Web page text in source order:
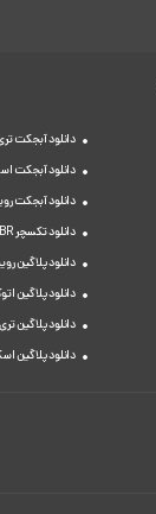
دانلود آبجکت
دانلود آبجکت
دانلود آبجکت
دانلود تکسچر PBR
دانلود پلاگین
دانلود پلاگین
دانلود پلاگین
دانلود پلاگین